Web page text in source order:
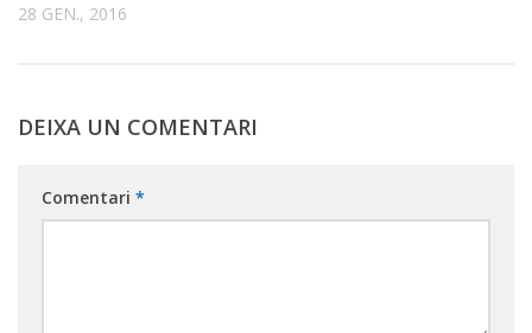
28 GEN., 2016
DEIXA UN COMENTARI
Comentari *